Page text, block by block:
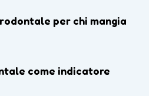
per chi mangia
come indicatore